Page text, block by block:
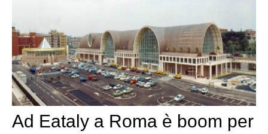
Ad Eataly a Roma è boom per